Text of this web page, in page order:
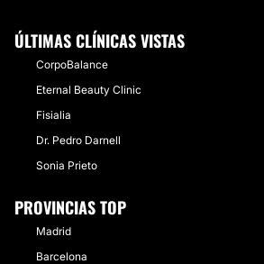
ÚLTIMAS CLÍNICAS VISTAS
CorpoBalance
Eternal Beauty Clinic
Fisialia
Dr. Pedro Darnell
Sonia Prieto
PROVINCIAS TOP
Madrid
Barcelona